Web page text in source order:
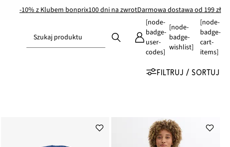
-10% z Klubem bonprix100 dni na zwrotDarmowa dostawa od 199 zł
Szukaj produktu
[node-
badge-
user-
codes]
[node-
badge-
wishlist]
[node-
badge-
cart-
items]
FILTRUJ / SORTUJ